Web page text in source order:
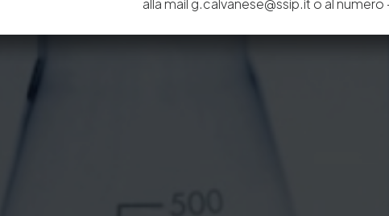
alla mail g.calvanese@ssip.it o al